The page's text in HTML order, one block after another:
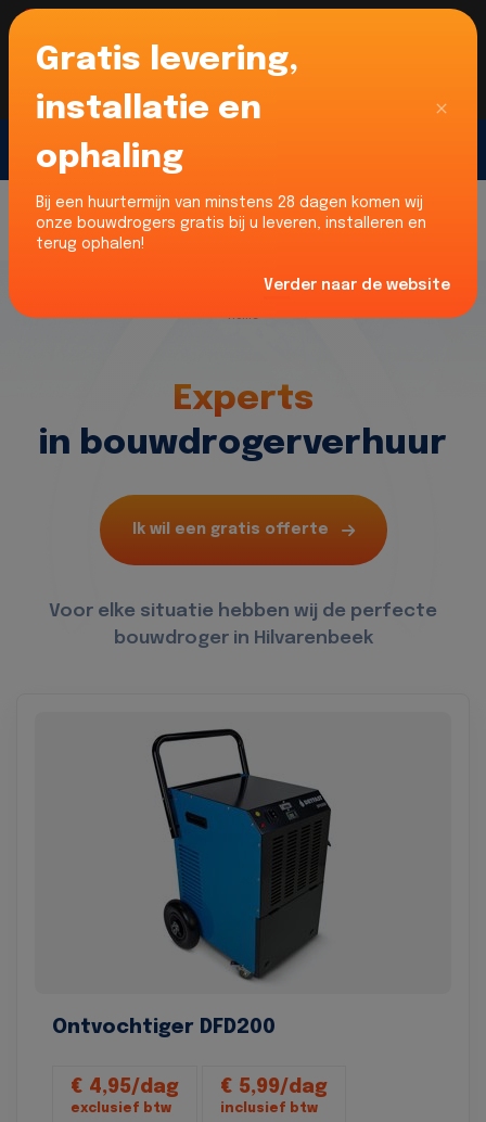
Voor onze Nederlandse klanten... Wij zijn maar
liefst 52% goedkoper dan verhuurders uit NL -
limburg en Noord-Brabant!
Home
Experts
in bouwdrogerverhuur
Ik wil een gratis offerte
Voor elke situatie hebben wij de perfecte
bouwdroger in Hilvarenbeek
Ontvochtiger DFD200
€ 4,95/dag
exclusief btw
€ 5,99/dag
inclusief btw
Gratis levering,
installatie en
ophaling
Bij een huurtermijn van minstens 28 dagen komen wij
onze bouwdrogers gratis bij u leveren, installeren en
terug ophalen!
Verder naar de website